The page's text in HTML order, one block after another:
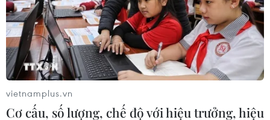
vietnamplus.vn
Cơ cấu, số lượng, chế độ với hiệu trưởng, hiệu